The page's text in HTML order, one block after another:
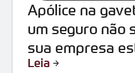
Apólice na
um seguro não
sua empresa
Leia